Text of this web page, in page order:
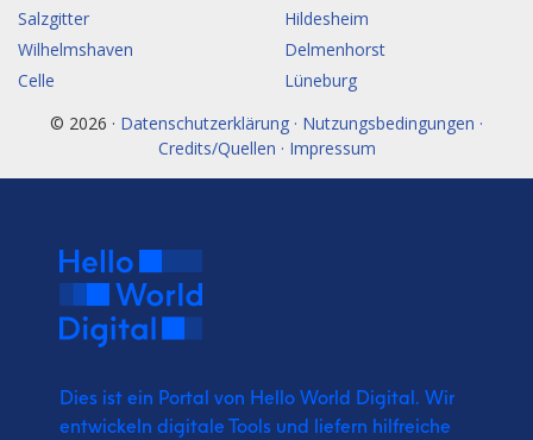
Salzgitter
Hildesheim
Wilhelmshaven
Delmenhorst
Celle
Lüneburg
© 2026 · Datenschutzerklärung · Nutzungsbedingungen ·
Credits/Quellen · Impressum
Dies ist ein Portal von Hello World Digital. Wir
entwickeln digitale Tools und liefern hilfreiche